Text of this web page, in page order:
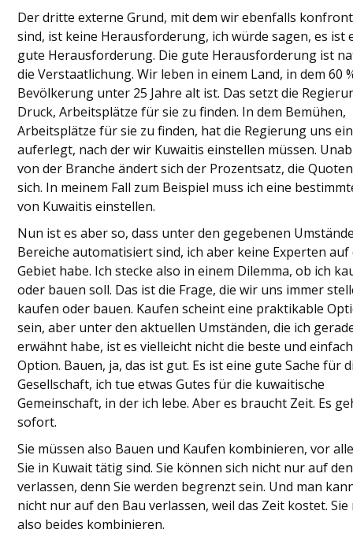
Der dritte externe Grund, mit dem wir ebenfalls
sind, ist keine Herausforderung, ich würde sagen, es ist
gute Herausforderung. Die gute Herausforderung ist
die Verstaatlichung. Wir leben in einem Land, in dem 60
Bevölkerung unter 25 Jahre alt ist. Das setzt die
Druck, Arbeitsplätze für sie zu finden. In dem Bemühen,
Arbeitsplätze für sie zu finden, hat die Regierung uns
auferlegt, nach der wir Kuwaitis einstellen müssen.
von der Branche ändert sich der Prozentsatz, die
sich. In meinem Fall zum Beispiel muss ich eine
von Kuwaitis einstellen.
Nun ist es aber so, dass unter den gegebenen
Bereiche automatisiert sind, ich aber keine Experten auf
Gebiet habe. Ich stecke also in einem Dilemma, ob ich
oder bauen soll. Das ist die Frage, die wir uns immer
kaufen oder bauen. Kaufen scheint eine praktikable
sein, aber unter den aktuellen Umständen, die ich
erwähnt habe, ist es vielleicht nicht die beste und
Option. Bauen, ja, das ist gut. Es ist eine gute Sache für
Gesellschaft, ich tue etwas Gutes für die kuwaitische
Gemeinschaft, in der ich lebe. Aber es braucht Zeit. Es
sofort.
Sie müssen also Bauen und Kaufen kombinieren, vor
Sie in Kuwait tätig sind. Sie können sich nicht nur auf
verlassen, denn Sie werden begrenzt sein. Und man
nicht nur auf den Bau verlassen, weil das Zeit kostet. Sie
also beides kombinieren.